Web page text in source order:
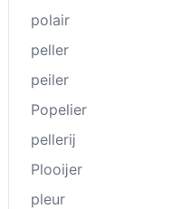
polair
peller
peiler
Popelier
pellerĳ
Plooĳer
pleur